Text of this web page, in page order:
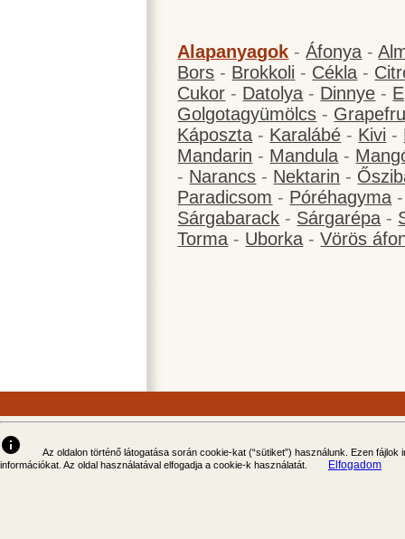
Alapanyagok -Áfonya -
Bors - Brokkoli - Cékla -
Cukor - Datolya - Dinnye -
Golgotagyümölcs -
Káposzta - Karalábé - Kivi -
Mandarin - Mandula -
- Narancs - Nektarin -
Paradicsom - Póréhagyma
Sárgabarack - Sárgarépa -
Torma - Uborka -Vörös
info
Az oldalon történő látogatása során cookie-kat (“sütiket”) használunk. Ezen
információkat. Az oldal használatával elfogadja a cookie-k használatát.
Elfogadom